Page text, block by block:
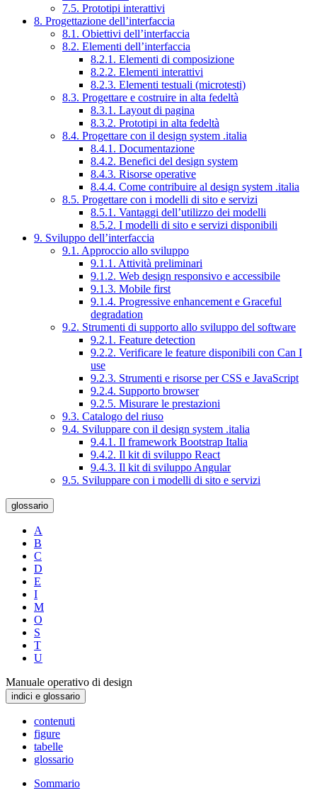
7.5. Prototipi interattivi
8. Progettazione dell’interfaccia
8.1. Obiettivi dell’interfaccia
8.2. Elementi dell’interfaccia
8.2.1. Elementi di composizione
8.2.2. Elementi interattivi
8.2.3. Elementi testuali (microtesti)
8.3. Progettare e costruire in alta fedeltà
8.3.1. Layout di pagina
8.3.2. Prototipi in alta fedeltà
8.4. Progettare con il design system .italia
8.4.1. Documentazione
8.4.2. Benefici del design system
8.4.3. Risorse operative
8.4.4. Come contribuire al design system .italia
8.5. Progettare con i modelli di sito e servizi
8.5.1. Vantaggi dell’utilizzo dei modelli
8.5.2. I modelli di sito e servizi disponibili
9. Sviluppo dell’interfaccia
9.1. Approccio allo sviluppo
9.1.1. Attività preliminari
9.1.2. Web design responsivo e accessibile
9.1.3. Mobile first
9.1.4. Progressive enhancement e Graceful
degradation
9.2. Strumenti di supporto allo sviluppo del software
9.2.1. Feature detection
9.2.2. Verificare le feature disponibili con Can I
use
9.2.3. Strumenti e risorse per CSS e JavaScript
9.2.4. Supporto browser
9.2.5. Misurare le prestazioni
9.3. Catalogo del riuso
9.4. Sviluppare con il design system .italia
9.4.1. Il framework Bootstrap Italia
9.4.2. Il kit di sviluppo React
9.4.3. Il kit di sviluppo Angular
9.5. Sviluppare con i modelli di sito e servizi
glossario
A
B
C
D
E
I
M
O
S
T
U
Manuale operativo di design
indici e glossario
contenuti
figure
tabelle
glossario
Sommario